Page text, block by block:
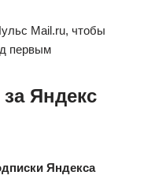
Mail.ru, чтобы
первым
Яндекс
Яндекса